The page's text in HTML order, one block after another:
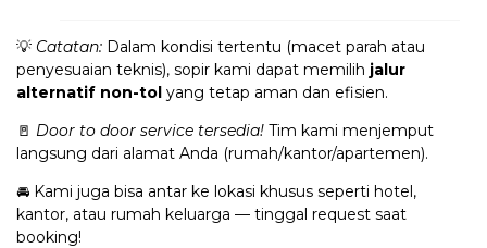
💡 Catatan: Dalam kondisi tertentu (macet parah atau
penyesuaian teknis), sopir kami dapat memilih jalur
alternatif non-tol yang tetap aman dan efisien.
🚪 Door to door service tersedia! Tim kami menjemput
langsung dari alamat Anda (rumah/kantor/apartemen).
🚘 Kami juga bisa antar ke lokasi khusus seperti hotel,
kantor, atau rumah keluarga — tinggal request saat
booking!